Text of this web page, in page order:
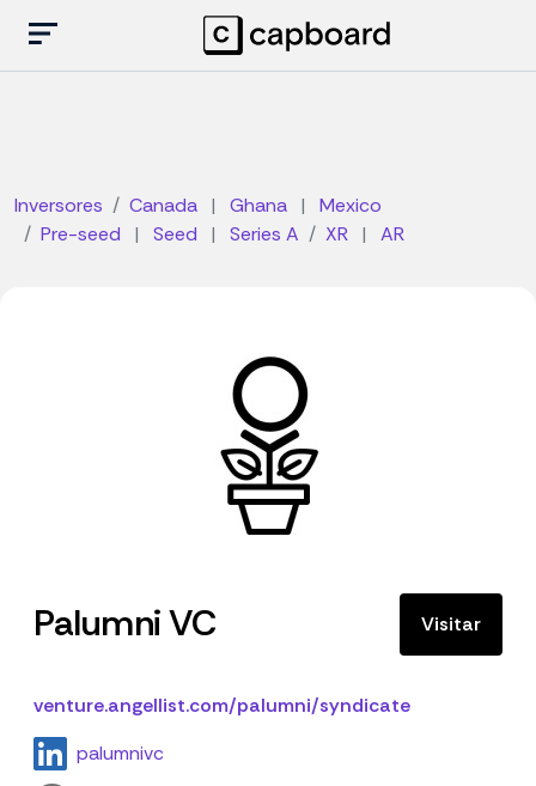
Inversores Canada | Ghana |
Mexico
Pre-seed
| Seed | Series A XR | AR
Palumni VC Visitar
venture.angellist.com/palumni/syndicate
palumnivc